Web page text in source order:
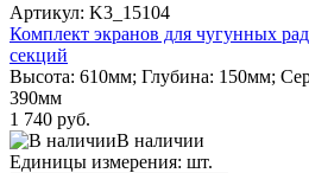
Артикул: K3_15104
Комплект экранов для чугунных
секций
Высота: 610мм; Глубина: 150мм;
390мм
1 740 руб.
В наличии
Единицы измерения: шт.